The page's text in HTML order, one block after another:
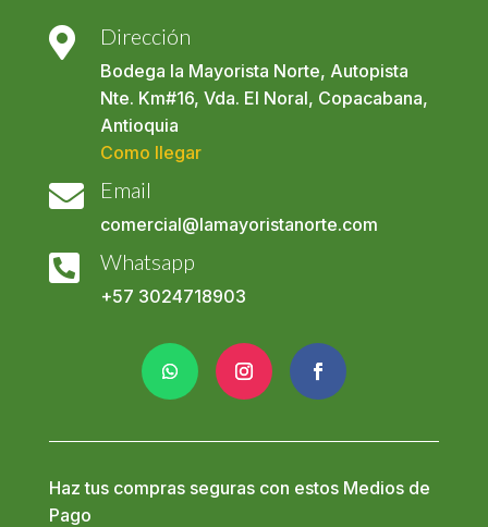
 Dirección
Bodega la Mayorista Norte, Autopista
Nte. Km#16, Vda. El Noral, Copacabana,
Antioquia
Como llegar
 Email
comercial@lamayoristanorte.com
 Whatsapp
+57 3024718903
Haz tus compras seguras con estos Medios de
Pago